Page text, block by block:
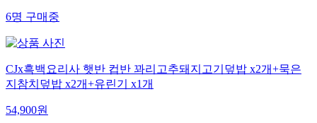
6명구매중
CJx흑백요리사 햇반 컵반 꽈리고추돼지고기덮밥 x2개+묵은
지참치덮밥 x2개+유린기 x1개
54,900원